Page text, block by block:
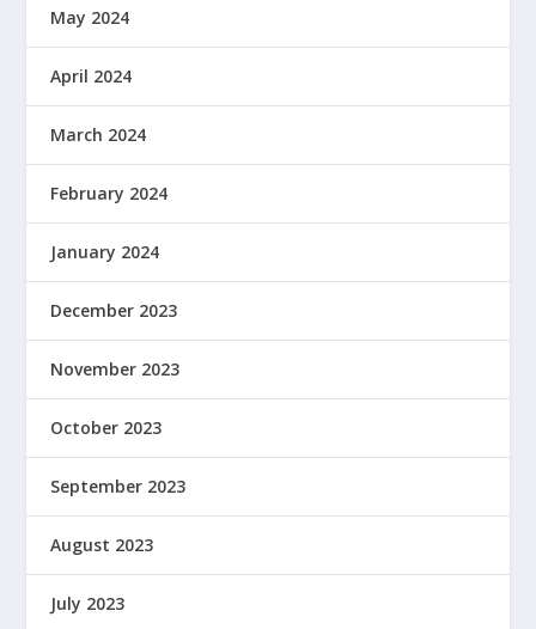
May 2024
April 2024
March 2024
February 2024
January 2024
December 2023
November 2023
October 2023
September 2023
August 2023
July 2023